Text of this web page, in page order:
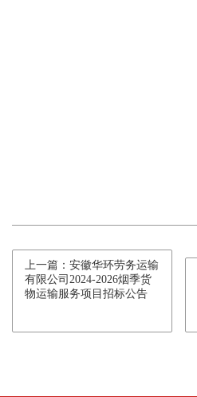
上一篇：安徽华环劳务运输
有限公司2024-2026烟季货
物运输服务项目招标公告